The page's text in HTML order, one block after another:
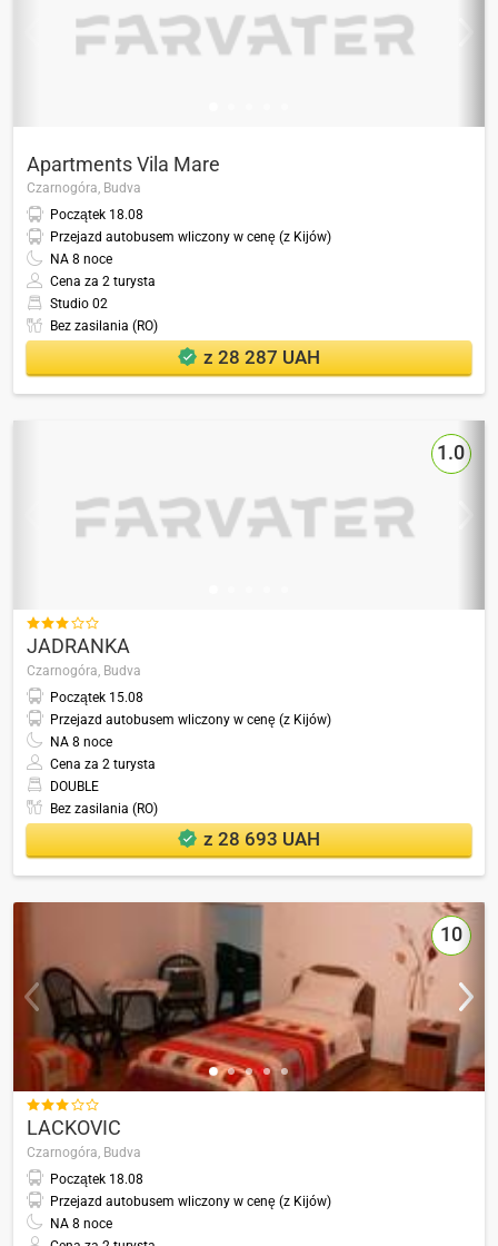
Apartments Vila Mare
Czarnogóra, Budva
Początek 18.08
Przejazd autobusem wliczony w cenę (z Kijów)
NA 8 noce
Cena za 2 turysta
Studio 02
Bez zasilania (RO)
z 28 287 UAH
1.0

JADRANKA
Czarnogóra, Budva
Początek 15.08
Przejazd autobusem wliczony w cenę (z Kijów)
NA 8 noce
Cena za 2 turysta
DOUBLE
Bez zasilania (RO)
z 28 693 UAH
10

LACKOVIC
Czarnogóra, Budva
Początek 18.08
Przejazd autobusem wliczony w cenę (z Kijów)
NA 8 noce